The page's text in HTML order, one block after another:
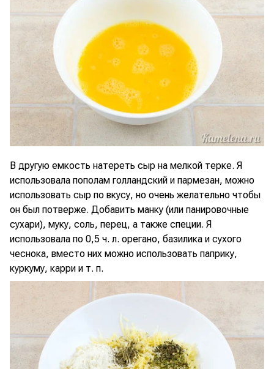
В другую емкость натереть сыр на мелкой терке. Я
использовала пополам голландский и пармезан, можно
использовать сыр по вкусу, но очень желательно чтобы
он был потверже. Добавить манку (или панировочные
сухари), муку, соль, перец, а также специи. Я
использовала по 0,5 ч. л. орегано, базилика и сухого
чеснока, вместо них можно использовать паприку,
куркуму, карри и т. п.